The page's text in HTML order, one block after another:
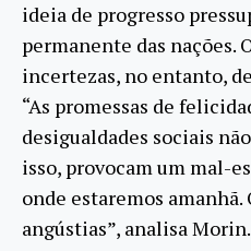
ideia de progresso
permanente das nações.
incertezas, no entanto,
“As promessas de
desigualdades sociais
isso, provocam um mal-
onde estaremos amanhã.
angústias”, analisa Morin.